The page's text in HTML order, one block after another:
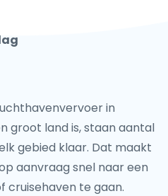
in
groot land is, staan aantal
gebied klaar. Dat maakt
aanvraag snel naar een
cruisehaven te gaan.